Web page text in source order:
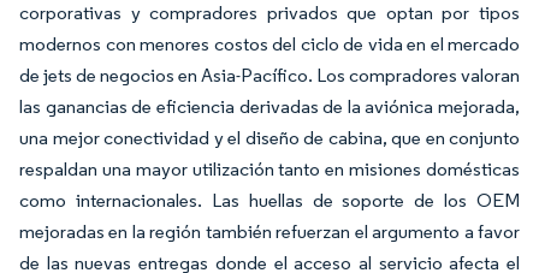
corporativas y compradores privados que optan por tipos
modernos con menores costos del ciclo de vida en el mercado
de jets de negocios en Asia-Pacífico. Los compradores valoran
las ganancias de eficiencia derivadas de la aviónica mejorada,
una mejor conectividad y el diseño de cabina, que en conjunto
respaldan una mayor utilización tanto en misiones domésticas
como internacionales. Las huellas de soporte de los OEM
mejoradas en la región también refuerzan el argumento a favor
de las nuevas entregas donde el acceso al servicio afecta el